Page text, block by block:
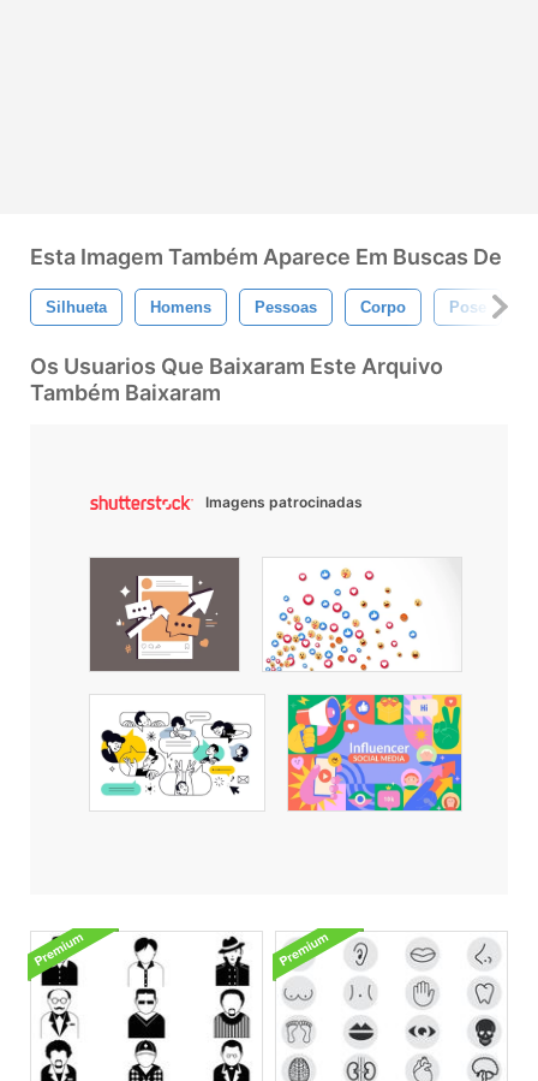
Esta Imagem Também Aparece Em Buscas De
Silhueta Homens Pessoas Corpo Pose
Os Usuarios Que Baixaram Este Arquivo
Também Baixaram
Imagens patrocinadas